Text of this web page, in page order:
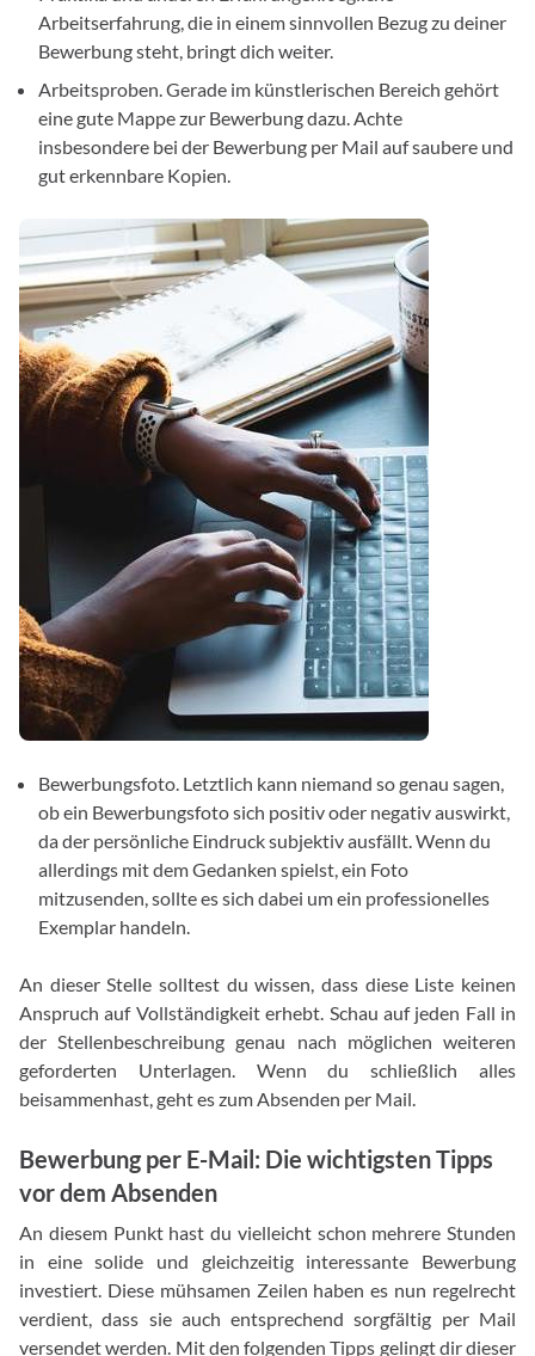
Arbeitserfahrung, die in einem sinnvollen Bezug zu deiner
Bewerbung steht, bringt dich weiter.
Arbeitsproben. Gerade im künstlerischen Bereich gehört
eine gute Mappe zur Bewerbung dazu. Achte
insbesondere bei der Bewerbung per Mail auf saubere und
gut erkennbare Kopien.
Bewerbungsfoto. Letztlich kann niemand so genau sagen,
ob ein Bewerbungsfoto sich positiv oder negativ auswirkt,
da der persönliche Eindruck subjektiv ausfällt. Wenn du
allerdings mit dem Gedanken spielst, ein Foto
mitzusenden, sollte es sich dabei um ein professionelles
Exemplar handeln.
An dieser Stelle solltest du wissen, dass diese Liste keinen
Anspruch auf Vollständigkeit erhebt. Schau auf jeden Fall in
der Stellenbeschreibung genau nach möglichen weiteren
geforderten Unterlagen. Wenn du schließlich alles
beisammenhast, geht es zum Absenden per Mail.
Bewerbung per E-Mail: Die wichtigsten Tipps
vor dem Absenden
An diesem Punkt hast du vielleicht schon mehrere Stunden
in eine solide und gleichzeitig interessante Bewerbung
investiert. Diese mühsamen Zeilen haben es nun regelrecht
verdient, dass sie auch entsprechend sorgfältig per Mail
versendet werden. Mit den folgenden Tipps gelingt dir dieser